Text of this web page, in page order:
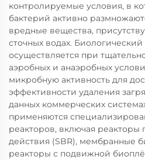
контролируемые условия, в
бактерий активно
вредные вещества,
сточных водах.
осуществляется при
аэробных и анаэробных
микробную активность для
эффективности удаления
данных коммерческих
применяются
реакторов, включая реакторы
действия (SBR), мембранные
реакторы с подвижной